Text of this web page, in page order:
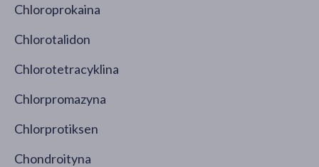
Chloroprokaina
Chlorotalidon
Chlorotetracyklina
Chlorpromazyna
Chlorprotiksen
Chondroityna